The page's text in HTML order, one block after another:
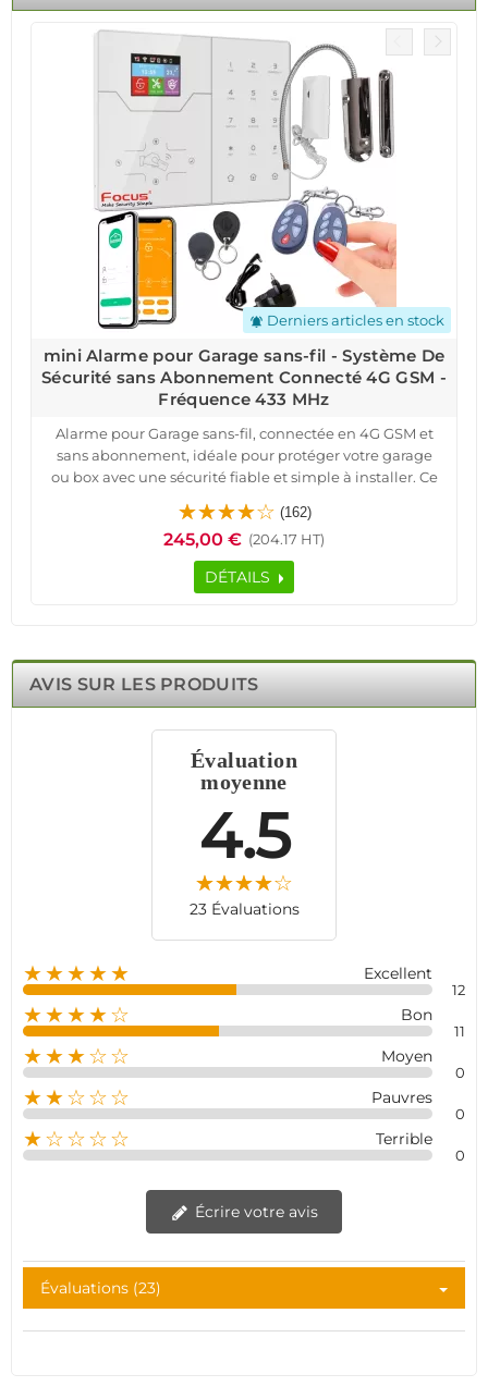
notifications_active Derniers articles en stock
mini Alarme pour Garage sans-fil - Système De
Sécurité sans Abonnement Connecté 4G GSM -
Fréquence 433 MHz
Alarme pour Garage sans-fil, connectée en 4G GSM et
sans abonnement, idéale pour protéger votre garage
ou box avec une sécurité fiable et simple à installer. Ce
système intelligent vous assure une surveillance
continue et envoie des alertes sur votre téléphone pour
une tranquillité maximale. La centrale HA-VGT, équipée
d'une sirène intégrée, est facile à configurer et
compatible avec toutes les box internet.
personnalisé. Fonctionnant à une fréquence de 433 MHz,
le système offre une transmission sécurisée et une portée
Avec une autonomie de 12-24h en cas de coupure de
courant, des notifications en temps réel et des options de
personnalisation via une application mobile, cette
efficacement vos biens.
(162)
245,00 € (204.17 HT)
DÉTAILS
AVIS SUR LES PRODUITS
Évaluation
moyenne
4.5
23 Évaluations
★★★★★ Excellent
12
★★★★☆ Bon
11
★★★☆☆ Moyen
0
★★☆☆☆ Pauvres
0
★☆☆☆☆ Terrible
0
Écrire votre avis
Évaluations (23)